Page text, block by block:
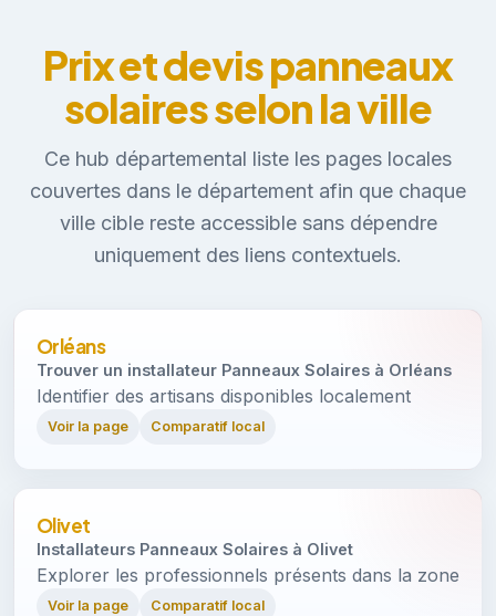
Prix et devis panneaux
solaires selon la ville
Ce hub départemental liste les pages locales
couvertes dans le département afin que chaque
ville cible reste accessible sans dépendre
uniquement des liens contextuels.
Orléans
Trouver un installateur Panneaux Solaires à Orléans
Identifier des artisans disponibles localement
Voir la page Comparatif local
Olivet
Installateurs Panneaux Solaires à Olivet
Explorer les professionnels présents dans la zone
Voir la page Comparatif local